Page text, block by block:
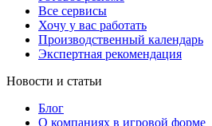
Все сервисы
Хочу у вас работать
Производственный календарь
Экспертная рекомендация
Новости и статьи
Блог
О компаниях в игровой форме